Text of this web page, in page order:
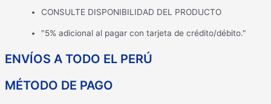
CONSULTE DISPONIBILIDAD DEL PRODUCTO
"5% adicional al pagar con tarjeta de crédito/débito."
ENVÍOS A TODO EL PERÚ
MÉTODO DE PAGO